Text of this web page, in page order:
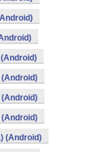
(Android)
(Android)
(Android)
(Android)